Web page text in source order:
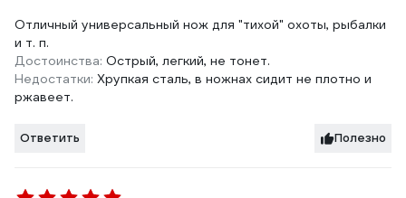
Отличный универсальный нож для "тихой" охоты, рыбалки
и т. п.
Достоинства: Острый, легкий, не тонет.
Недостатки: Хрупкая сталь, в ножнах сидит не плотно и
ржавеет.
Ответить Полезно